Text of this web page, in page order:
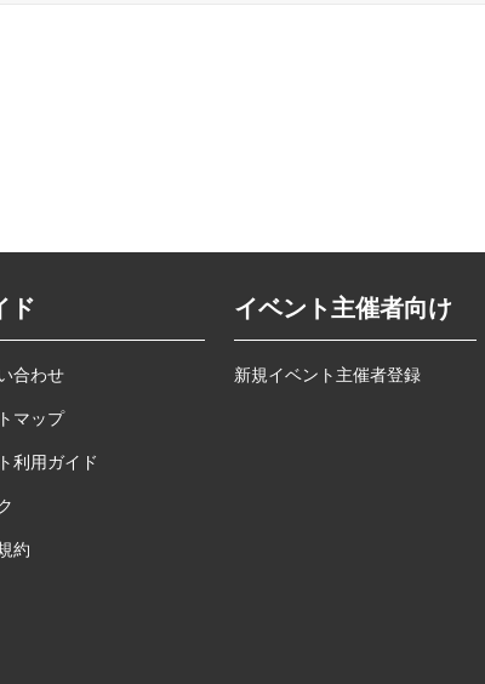
ド
合わせ
マップ
利用ガイド
約
イベント主催者向け
新規イベント主催者登録